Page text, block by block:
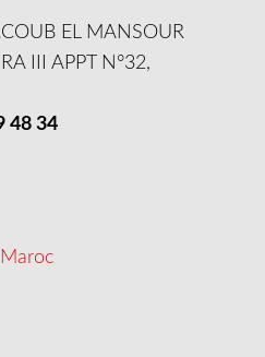
EL MANSOUR
III APPT N°32,
48 34